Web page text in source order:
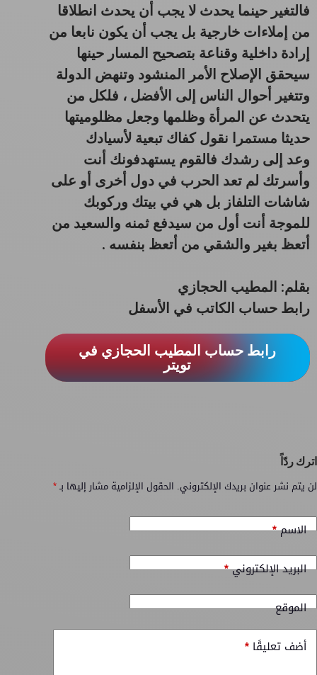
فالتغير حينما يحدث لا يجب أن يحدث انطلاقا
من إملاءات خارجية بل يجب أن يكون نابعا من
إرادة داخلية وقناعة بتصحيح المسار حينها
سيحقق الإصلاح الأمر المنشود وتنهض الدولة
وتتغير أحوال الناس إلى الأفضل ، فلكل من
يتحدث عن المرأة وظلمها وجعل مظلوميتها
حديثا مستمرا نقول كفاك تبعية لأسيادك
وعد إلى رشدك فالقوم يستهدفونك أنت
وأسرتك لم تعد الحرب في دول أخرى أو على
شاشات التلفاز بل هي في بيتك وركوبك
للموجة أنت أول من سيدفع ثمنه والسعيد من
أتعظ بغير والشقي من أتعظ بنفسه .
بقلم: المطيب الحجازي
رابط حساب الكاتب في الأسفل
رابط حساب المطيب الحجازي في
تويتر
اترك ردّاً
لن يتم نشر عنوان بريدك الإلكتروني. الحقول الإلزامية مشار إليها بـ*
الاسم*
البريد الإلكتروني*
الموقع
أضف تعليقًا *